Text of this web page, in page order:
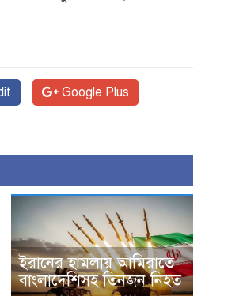
Google Plus
ইরানের হামলায় আমিরাতে
বাংলাদেশিসহ তিনজন নিহত